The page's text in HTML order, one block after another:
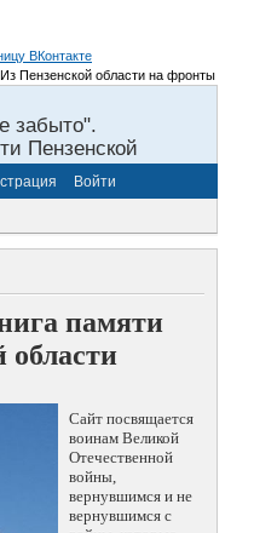
Пензенской области на фронты
забыто".
Пензенской
Войти
памяти
области
Сайт посвящается
воинам Великой
Отечественной
войны,
вернувшимся и не
вернувшимся с